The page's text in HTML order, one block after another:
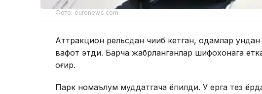
Фото: euronews.com
Аттракцион рельсдан чиқиб кетган, одамлар ундан
вафот этди. Барча жабрланганлар шифохонага
оғир.
Парк номаълум муддатгача ёпилди. У ерга тез